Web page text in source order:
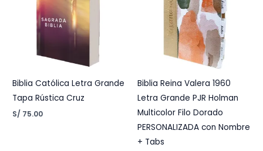
Biblia Católica Letra Grande
Tapa Rústica Cruz
S/ 75.00
Biblia Reina Valera 1960
Letra Grande PJR Holman
Multicolor Filo Dorado
PERSONALIZADA con Nombre
+ Tabs